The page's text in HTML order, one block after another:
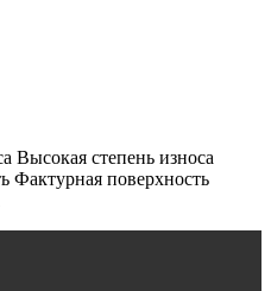
Высокая степень износа
Фактурная поверхность